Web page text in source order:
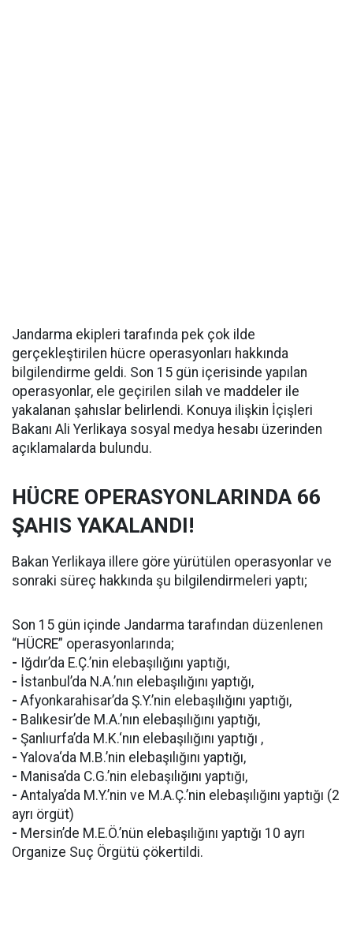
Jandarma ekipleri tarafında pek çok ilde
gerçekleştirilen hücre operasyonları hakkında
bilgilendirme geldi. Son 15 gün içerisinde yapılan
operasyonlar, ele geçirilen silah ve maddeler ile
yakalanan şahıslar belirlendi. Konuya ilişkin İçişleri
Bakanı Ali Yerlikaya sosyal medya hesabı üzerinden
açıklamalarda bulundu.
HÜCRE OPERASYONLARINDA 66
ŞAHIS YAKALANDI!
Bakan Yerlikaya illere göre yürütülen operasyonlar ve
sonraki süreç hakkında şu bilgilendirmeleri yaptı;
Son 15 gün içinde Jandarma tarafından düzenlenen
“HÜCRE” operasyonlarında;
- Iğdır’da E.Ç.’nin elebaşılığını yaptığı,
- İstanbul’da N.A.’nın elebaşılığını yaptığı,
- Afyonkarahisar’da Ş.Y.’nin elebaşılığını yaptığı,
- Balıkesir’de M.A.’nın elebaşılığını yaptığı,
- Şanlıurfa’da M.K.‘nın elebaşılığını yaptığı ,
- Yalova‘da M.B.’nin elebaşılığını yaptığı,
- Manisa’da C.G.’nin elebaşılığını yaptığı,
- Antalya’da M.Y.’nin ve M.A.Ç.’nin elebaşılığını yaptığı (2
ayrı örgüt)
- Mersin’de M.E.Ö.’nün elebaşılığını yaptığı 10 ayrı
Organize Suç Örgütü çökertildi.